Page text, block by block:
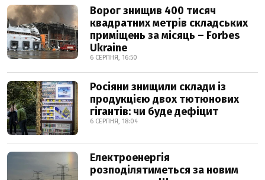
Ворог знищив 400 тисяч
квадратних метрів складських
приміщень за місяць – Forbes
Ukraine
6 СЕРПНЯ, 16:50
Росіяни знищили склади із
продукцією двох тютюнових
гігантів: чи буде дефіцит
6 СЕРПНЯ, 18:04
Електроенергія
розподілятиметься за новим